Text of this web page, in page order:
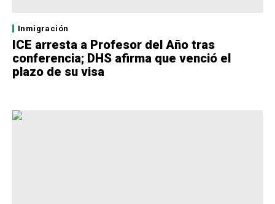
Inmigración
ICE arresta a Profesor del Año tras
conferencia; DHS afirma que venció el
plazo de su visa